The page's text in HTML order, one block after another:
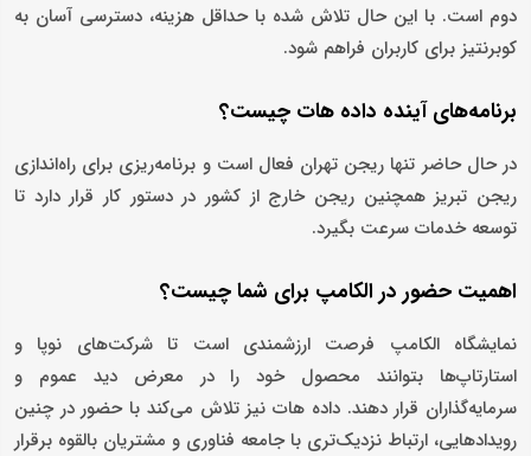
دوم است. با این حال تلاش شده با حداقل هزینه، دسترسی آسان به
کوبرنتیز برای کاربران فراهم شود.
برنامه‌های آینده داده هات چیست؟
در حال حاضر تنها ریجن تهران فعال است و برنامه‌ریزی برای راه‌اندازی
ریجن تبریز همچنین ریجن خارج از کشور در دستور کار قرار دارد تا
توسعه خدمات سرعت بگیرد.
اهمیت حضور در الکامپ برای شما چیست؟
نمایشگاه الکامپ فرصت ارزشمندی است تا شرکت‌های نوپا و
استارتاپ‌ها بتوانند محصول خود را در معرض دید عموم و
سرمایه‌گذاران قرار دهند. داده هات نیز تلاش می‌کند با حضور در چنین
رویدادهایی، ارتباط نزدیک‌تری با جامعه فناوری و مشتریان بالقوه برقرار